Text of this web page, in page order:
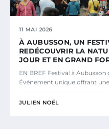
11 MAI 2026
À AUBUSSON, UN
REDÉCOUVRIR LA
JOUR ET EN GRAND
EN BREF Festival à
Événement unique offrant
JULIEN NOËL